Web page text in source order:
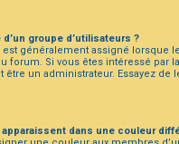
groupe d’utilisateurs ?
généralement assigné lorsque
forum. Si vous êtes intéressé par
être un administrateur. Essayez de
dans une couleur